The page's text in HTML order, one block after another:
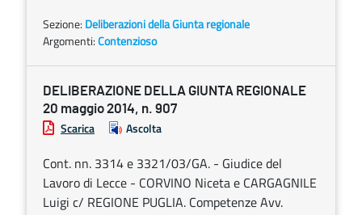
Sezione: Deliberazioni della Giunta regionale
Argomenti:Contenzioso
DELIBERAZIONE DELLA GIUNTA REGIONALE
20 maggio 2014, n. 907
Scarica Ascolta
Cont. nn. 3314 e 3321/03/GA. - Giudice del
Lavoro di Lecce - CORVINO Niceta e CARGAGNILE
Luigi c/ REGIONE PUGLIA. Competenze Avv.